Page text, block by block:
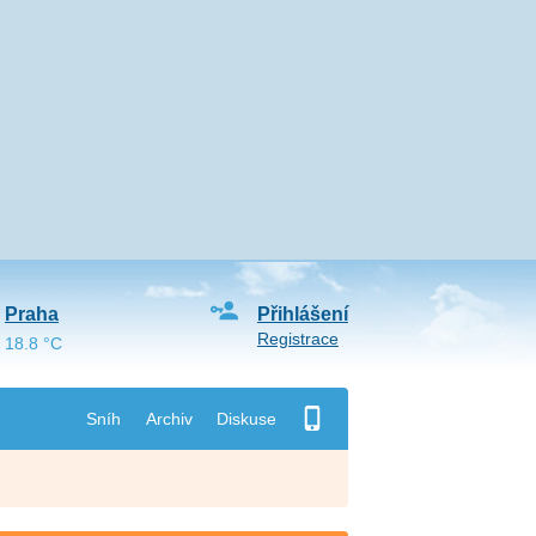
Sníh Archiv Diskuse
Přihlášení
Registrace
Praha
18.8 °C